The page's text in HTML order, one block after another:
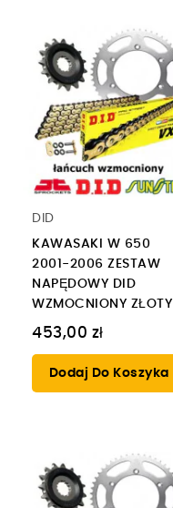
DID
KAWASAKI W 650
2001-2006 ZESTAW
NAPĘDOWY DID
WZMOCNIONY ZŁOTY
453,00 zł
Dodaj Do Koszyka